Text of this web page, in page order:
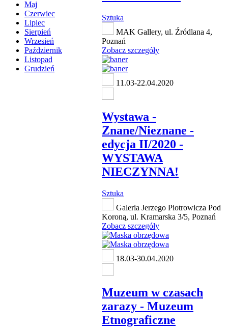
Maj
Czerwiec
Lipiec
Sierpień
Wrzesień
Październik
Listopad
Grudzień
Sztuka
MAK Gallery, ul. Źródlana 4,
Poznań
Zobacz szczegóły
11.03-22.04.2020
Wystawa -
Znane/Nieznane -
edycja II/2020 -
WYSTAWA
NIECZYNNA!
Sztuka
Galeria Jerzego Piotrowicza Pod
Koroną, ul. Kramarska 3/5, Poznań
Zobacz szczegóły
18.03-30.04.2020
Muzeum w czasach
zarazy - Muzeum
Etnograficzne